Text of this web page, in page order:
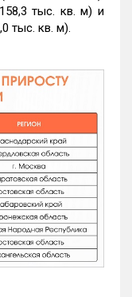
тыс. кв. м) и
тыс. кв. м).